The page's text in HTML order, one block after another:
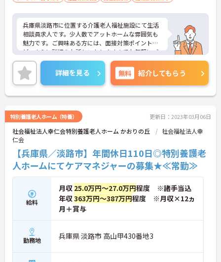
兵庫県淡路市に位置する介護老人福祉施設にて生活
相談員求人です。少人数でアットホームな雰囲気も
魅力です。ご興味ある方には、面接対策ポイントな
ど、さらに詳細をお話しいたしますのでお気軽にご
相談ください！
詳細を見る 無料 紹介してもらう
特別養護老人ホーム（特養） 更新日：2023年03月06日
社会福祉法人幸仁会特別養護老人ホーム かおりの丘
社会福祉法人幸
仁会
【兵庫県／淡路市】年間休日110日◎特別養護老
人ホームにてケアマネジャーの募集★≪常勤≫
給料
月収 25.0万円～27.0万円程度 ※諸手当込
年収363万円～387万円程度 ※月収×12ヵ
月＋賞与
勤務地 兵庫県 淡路市 高山甲430番地3